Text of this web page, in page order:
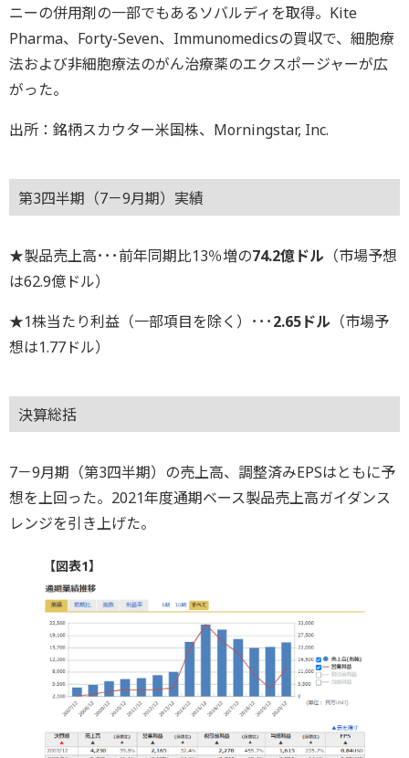
ニーの併用剤の一部でもあるソバルディを取得。Kite
Pharma、Forty-Seven、Immunomedicsの買収で、細胞療
法および非細胞療法のがん治療薬のエクスポージャーが広
がった。
出所：銘柄スカウター米国株、Morningstar, Inc.
第3四半期（7－9月期）実績
★製品売上高･･･前年同期比13％増の74.2億ドル （市場予想
は62.9億ドル）
★1株当たり利益（一部項目を除く）･･･2.65ドル （市場予
想は1.77ドル）
決算総括
7－9月期（第3四半期）の売上高、調整済みEPSはともに予
想を上回った。2021年度通期ベース製品売上高ガイダンス
レンジを引き上げた。
【図表1】